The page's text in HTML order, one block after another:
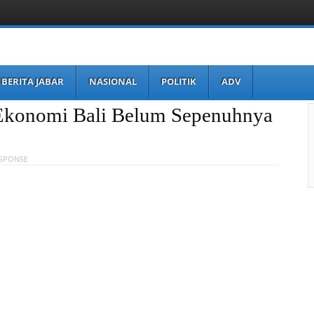
BERITA JABAR NASIONAL POLITIK ADV
Bali Belum Sepenuhnya